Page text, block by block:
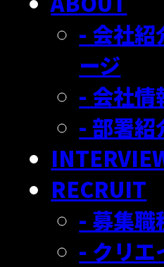
- 会社紹
ージ
- 会社情
- 部署紹
RECRUIT
- 募集職
- クリエ